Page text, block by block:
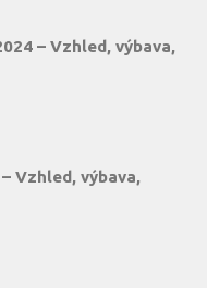
– Vzhled, výbava,
Vzhled, výbava,